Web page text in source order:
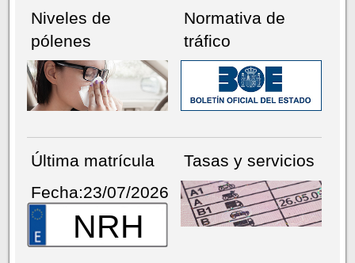
Niveles de
pólenes
Normativa de
tráfico
Última matrícula
Fecha:23/07/2026
NRH
Tasas y servicios